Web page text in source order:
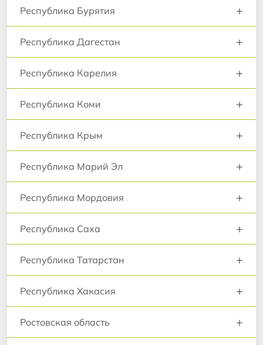
Республика Бурятия +
Республика Дагестан +
Республика Карелия +
Республика Коми +
Республика Крым +
Республика Марий Эл +
Республика Мордовия +
Республика Саха +
Республика Татарстан +
Республика Хакасия +
Ростовская область +